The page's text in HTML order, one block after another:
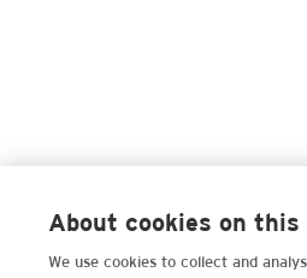
About cookies on
We use cookies to collect and